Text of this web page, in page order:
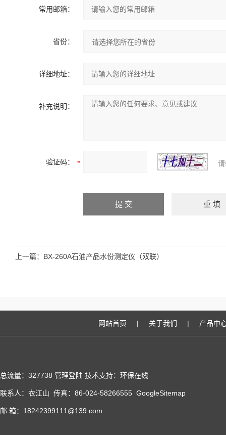
常用邮箱：
省份：
详细地址：
补充说明：
验证码：
上一篇： BX-260A石油产品水份测定仪（双联）
网站首页 | 关于我们 | 产品中
总流量：327738 管理登陆 技术支持： 环保在线
联系人：衣江山 传真：86-024-58266555 GoogleSitemap
邮 箱：18242399111@139.com